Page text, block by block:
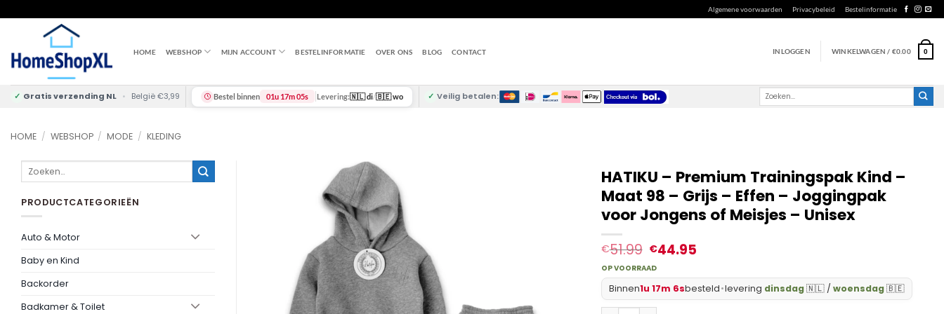
to
Algemene voorwaarden Privacybeleid Bestelinformatie
HOME WEBSHOP MIJN ACCOUNT BESTELINFORMATIE OVER ONS BLOG CONTACT INLOGGEN WINKELWAGEN / €0.00 0
✓ Gratis verzending NL • België €3,99 Bestel binnen 01u 17m 04s Levering:🇳🇱 di/🇧🇪 wo ✓ Veilig betalen:
Zoeken
HOME / WEBSHOP / MODE / KLEDING
Zoeken
PRODUCTCATEGORIEËN
Auto & Motor
Baby en Kind
Backorder
Badkamer & Toilet
HATIKU – Premium Trainingspak Kind –
Maat 98 – Grijs – Effen – Joggingpak
voor Jongens of Meisjes – Unisex
€51.99 €44.95
OP VOORRAAD
Binnen1u 17m 5sbesteld •levering dinsdag🇳🇱 / woensdag🇧🇪